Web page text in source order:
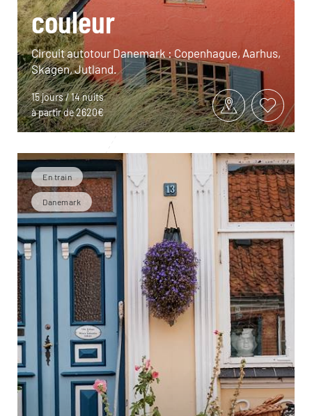
couleur
Circuit autotour Danemark : Copenhague, Aarhus,
Skagen, Jutland.
15 jours / 14 nuits
à partir de 2620€
En train
Danemark